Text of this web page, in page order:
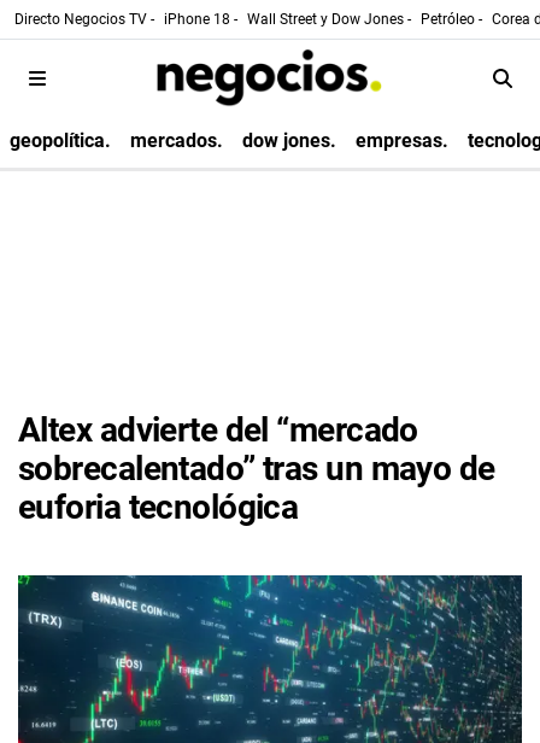
Directo Negocios TV - iPhone 18 - Wall Street y Dow Jones - Petróleo - Corea
geopolítica. mercados. dow jones. empresas.
Altex advierte del “mercado
sobrecalentado” tras un mayo de
euforia tecnológica